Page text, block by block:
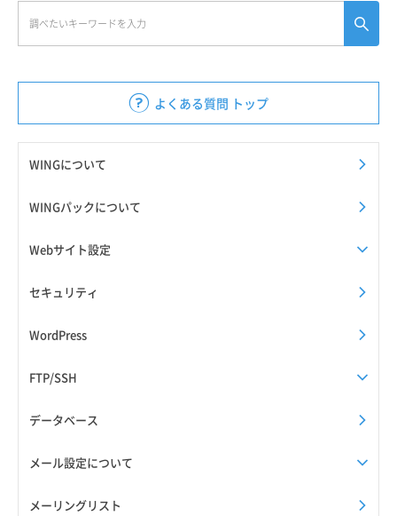
よくある質問 トップ
WINGについて
WINGパックについて
Webサイト設定
セキュリティ
WordPress
FTP/SSH
データベース
メール設定について
メーリングリスト